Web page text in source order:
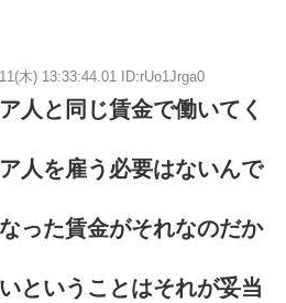
木) 13:33:44.01 ID:rUo1Jrga0
人と同じ賃金で働いてく
人を雇う必要はないんで
った賃金がそれなのだか
ということはそれが妥当